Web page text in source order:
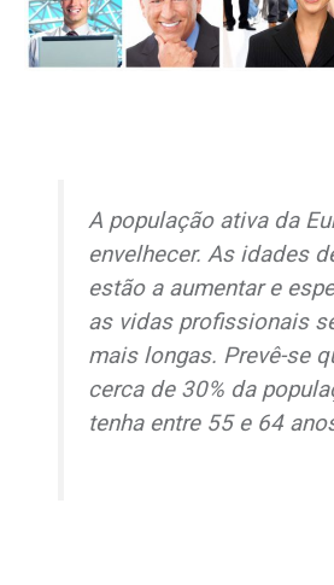
A população ativa da
envelhecer. As idades
estão a aumentar e
as vidas profissionais
mais longas. Prevê-se
cerca de 30% da
tenha entre 55 e 64